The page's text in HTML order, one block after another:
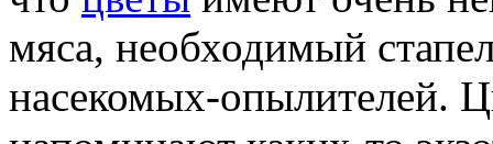
мяса, необходимый
насекомых-опылителей.